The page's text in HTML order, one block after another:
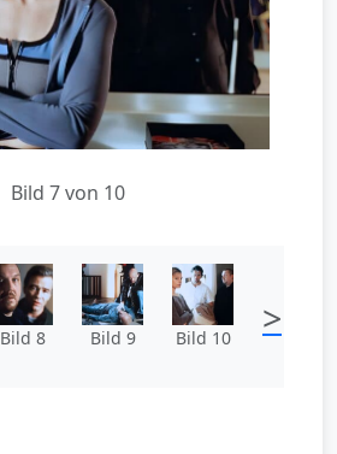
Bild 7 von 10
Bild 8 Bild 9 Bild 10 >